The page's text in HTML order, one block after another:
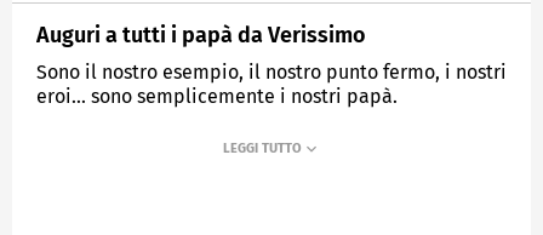
Auguri a tutti i papà da Verissimo
Sono il nostro esempio, il nostro punto fermo, i nostri
eroi... sono semplicemente i nostri papà.
VERISSIMO